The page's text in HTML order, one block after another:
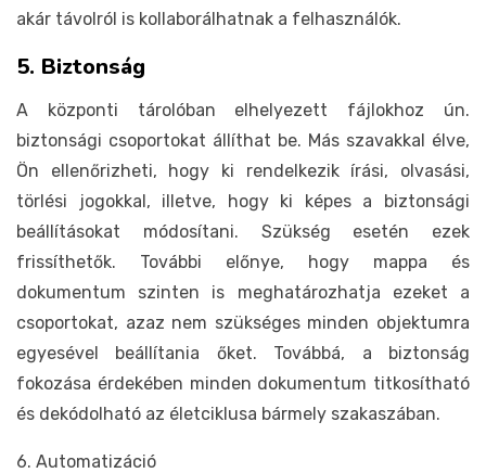
akár távolról is kollaborálhatnak a felhasználók.
5. Biztonság
A központi tárolóban elhelyezett fájlokhoz ún.
biztonsági csoportokat állíthat be. Más szavakkal élve,
Ön ellenőrizheti, hogy ki rendelkezik írási, olvasási,
törlési jogokkal, illetve, hogy ki képes a biztonsági
beállításokat módosítani. Szükség esetén ezek
frissíthetők. További előnye, hogy mappa és
dokumentum szinten is meghatározhatja ezeket a
csoportokat, azaz nem szükséges minden objektumra
egyesével beállítania őket. Továbbá, a biztonság
fokozása érdekében minden dokumentum titkosítható
és dekódolható az életciklusa bármely szakaszában.
6. Automatizáció